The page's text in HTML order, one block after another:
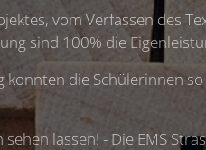
vom Verfassen des
sind 100% die
konnten die Schülerinnen
sehen lassen! - Die EMS